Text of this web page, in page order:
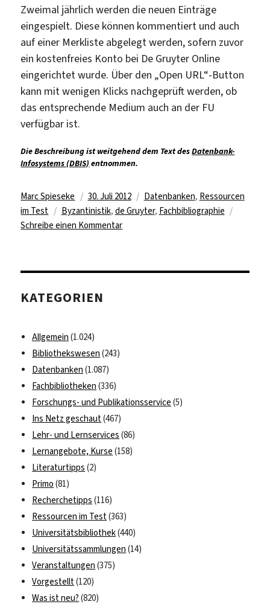
Zweimal jährlich werden die neuen Einträge
eingespielt. Diese können kommentiert und auch
auf einer Merkliste abgelegt werden, sofern zuvor
ein kostenfreies Konto bei De Gruyter Online
eingerichtet wurde. Über den „Open URL“-Button
kann mit wenigen Klicks nachgeprüft werden, ob
das entsprechende Medium auch an der FU
verfügbar ist.
Die Beschreibung ist weitgehend dem Text desDatenbank-
Infosystems (DBIS) entnommen.
Autor
Marc Spieseke
Veröffentlicht
am
30. Juli 2012 Kategorien
Datenbanken, Ressourcen
im Test
Schlagwörter
Byzantinistik, de Gruyter, Fachbibliographie
Schreibe einen Kommentarzu
online
KATEGORIEN
Allgemein (1.024)
Bibliothekswesen (243)
Datenbanken (1.087)
Fachbibliotheken (336)
Forschungs- und Publikationsservice (5)
Ins Netz geschaut(467)
Lehr- und Lernservices (86)
Lernangebote, Kurse (158)
Literaturtipps (2)
Primo (81)
Recherchetipps (116)
Ressourcen im Test(363)
Universitätsbibliothek(440)
Universitätssammlungen (14)
Veranstaltungen (375)
Vorgestellt(120)
Was ist neu? (820)